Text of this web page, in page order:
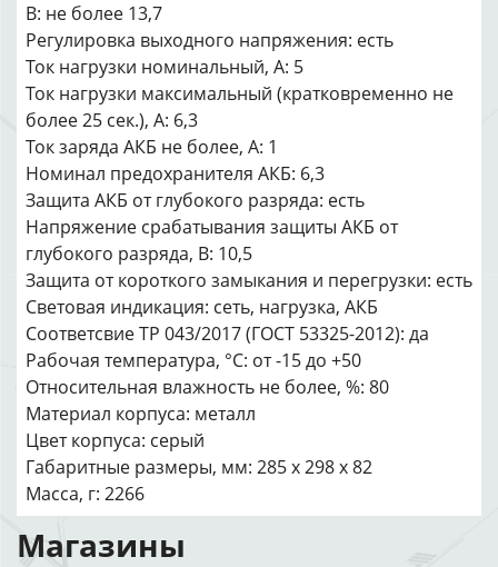
В: не более 13,7
Регулировка выходного напряжения: есть
Ток нагрузки номинальный, А: 5
Ток нагрузки максимальный (кратковременно не
более 25 сек.), А: 6,3
Ток заряда АКБ не более, А: 1
Номинал предохранителя АКБ: 6,3
Защита АКБ от глубокого разряда: есть
Напряжение срабатывания защиты АКБ от
глубокого разряда, В: 10,5
Защита от короткого замыкания и перегрузки: есть
Световая индикация: сеть, нагрузка, АКБ
Соответсвие ТР 043/2017 (ГОСТ 53325-2012): да
Рабочая температура, °С: от -15 до +50
Относительная влажность не более, %: 80
Материал корпуса: металл
Цвет корпуса: серый
Габаритные размеры, мм: 285 х 298 х 82
Масса, г: 2266
Магазины